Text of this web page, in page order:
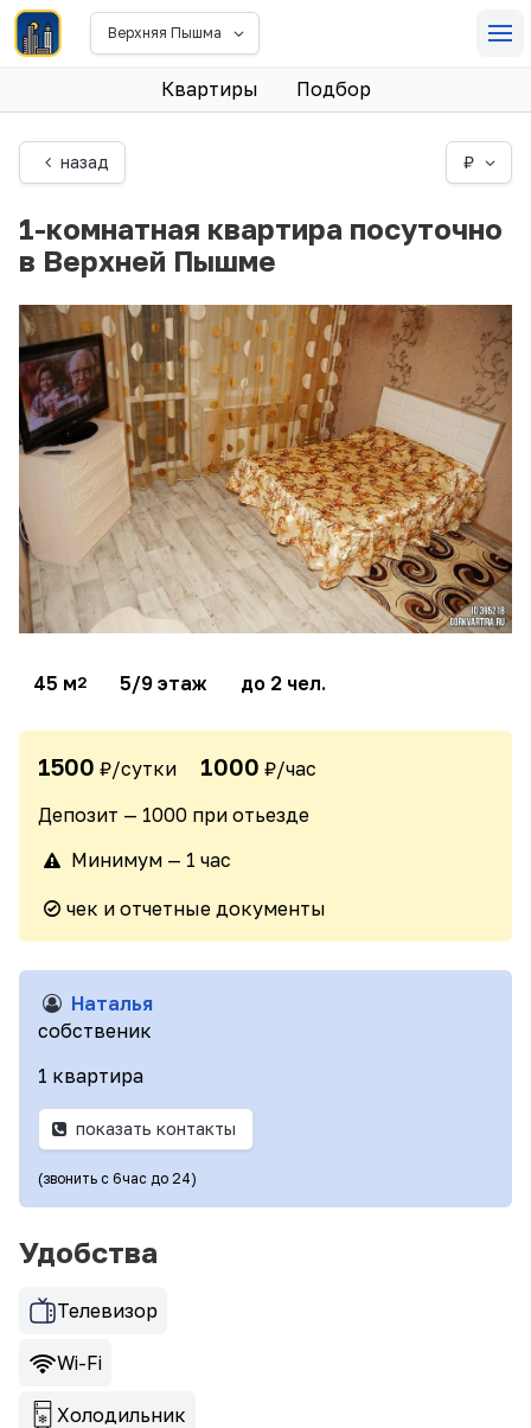
Верхняя Пышма
Квартиры Подбор
назад ₽
1-комнатная квартира посуточно
в Верхней Пышме
45 м2 5/9 этаж до 2 чел.
1500 ₽/сутки 1000 ₽/час
Депозит — 1000 при отьезде
Минимум — 1 час
чек и отчетные документы
Наталья
собственик
1 квартира
показать контакты
(звонить с 6час до 24)
Удобства
Телевизор
Wi-Fi
Холодильник